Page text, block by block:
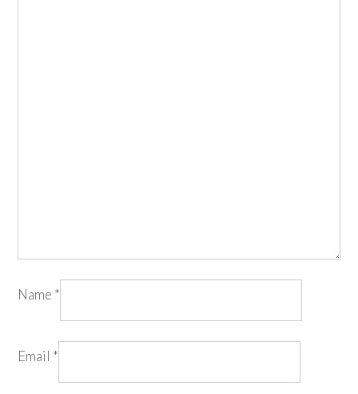
Name *
Email *